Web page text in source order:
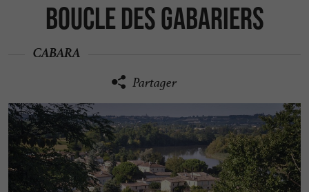
Boucle des Gabariers
CABARA
Partager